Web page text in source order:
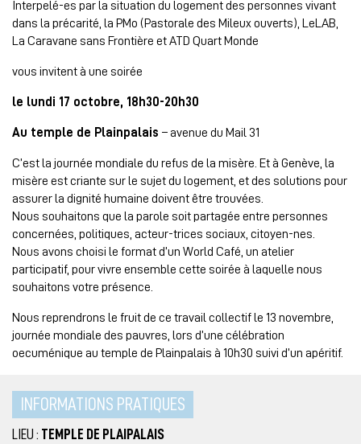
Interpelé-es par la situation du logement des personnes vivant
dans la précarité, la PMo (Pastorale des Mileux ouverts), LeLAB,
La Caravane sans Frontière et ATD Quart Monde
vous invitent à une soirée
le lundi 17 octobre, 18h30-20h30
Au temple de Plainpalais – avenue du Mail 31
C’est la journée mondiale du refus de la misère. Et à Genève, la
misère est criante sur le sujet du logement, et des solutions pour
assurer la dignité humaine doivent être trouvées.
Nous souhaitons que la parole soit partagée entre personnes
concernées, politiques, acteur-trices sociaux, citoyen-nes.
Nous avons choisi le format d’un World Café, un atelier
participatif, pour vivre ensemble cette soirée à laquelle nous
souhaitons votre présence.
Nous reprendrons le fruit de ce travail collectif le 13 novembre,
journée mondiale des pauvres, lors d’une célébration
oecuménique au temple de Plainpalais à 10h30 suivi d’un apéritif.
INFORMATIONS PRATIQUES
LIEU : TEMPLE DE PLAIPALAIS